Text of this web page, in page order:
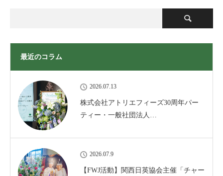
最近のコラム
2026.07.13
株式会社アトリエフィーズ30周年パー
ティー・一般社団法人…
2026.07.9
【FWJ活動】関西日英協会主催「チャー